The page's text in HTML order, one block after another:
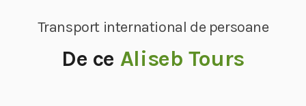
Transport international de persoane
De ce Aliseb Tours